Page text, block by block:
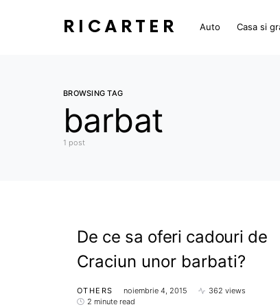
RICARTER Auto Casa si
BROWSING TAG
barbat
1 post
De ce sa oferi cadouri de
Craciun unor barbati?
OTHERS noiembrie 4, 2015
362 views
2 minute read